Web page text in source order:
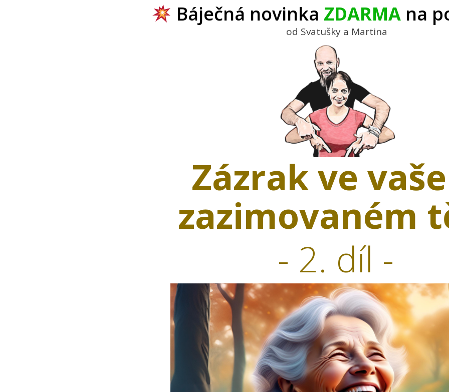
Báječná novinka ZDARMAna
od Svatušky a Martina
Zázrak ve
zazimovaném
- 2. díl -